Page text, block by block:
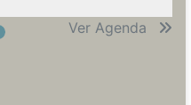
Ver Agenda